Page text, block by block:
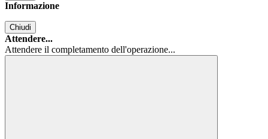
Informazione
Chiudi
Attendere...
Attendere il completamento dell'operazione...